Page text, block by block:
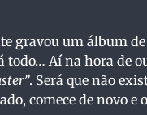
gravou um álbum de
Aí na hora de
. Será que não
comece de novo e